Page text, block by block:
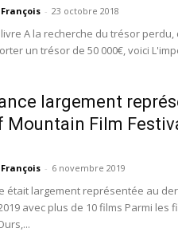
François - 23 octobre 2018
A la recherche du trésor
un trésor de 50 000€, voici
largement
Mountain Film
François - 6 novembre 2019
était largement représentée au
avec plus de 10 films Parmi les